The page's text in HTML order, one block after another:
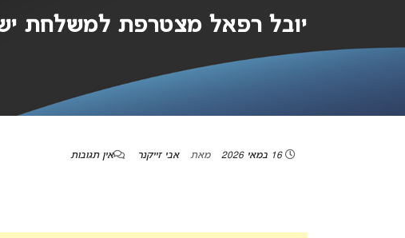
יובל רפאל מצטרפת למשלחת ישראל באירוויזיון
16 במאי 2026 מאת אבי זייקנר אין תגובות